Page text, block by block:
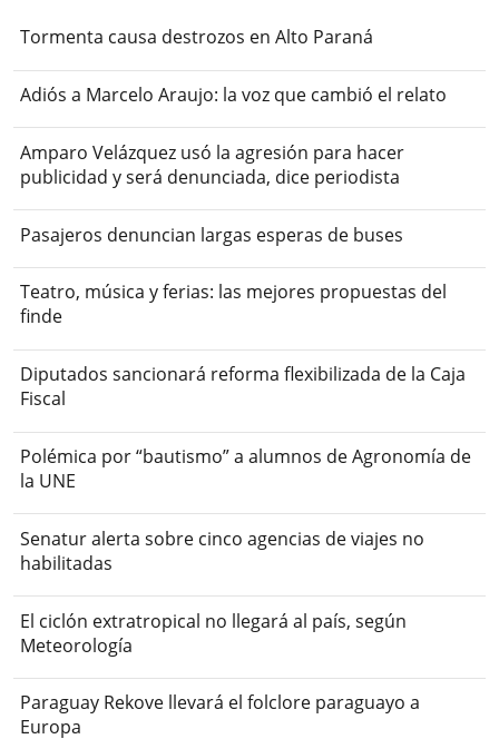
Tormenta causa destrozos en Alto Paraná
Adiós a Marcelo Araujo: la voz que cambió el relato
Amparo Velázquez usó la agresión para hacer
publicidad y será denunciada, dice periodista
Pasajeros denuncian largas esperas de buses
Teatro, música y ferias: las mejores propuestas del
finde
Diputados sancionará reforma flexibilizada de la Caja
Fiscal
Polémica por “bautismo” a alumnos de Agronomía de
la UNE
Senatur alerta sobre cinco agencias de viajes no
habilitadas
El ciclón extratropical no llegará al país, según
Meteorología
Paraguay Rekove llevará el folclore paraguayo a
Europa